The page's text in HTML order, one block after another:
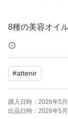
8種の美容オイ
ジング
【商品名】ス
ンジ エコパック
#attenir
購入日時： 2026年5
出品日時： 2026年5